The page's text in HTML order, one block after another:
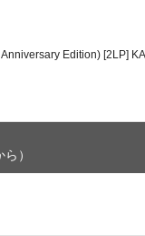
Edition) [2LP]
）